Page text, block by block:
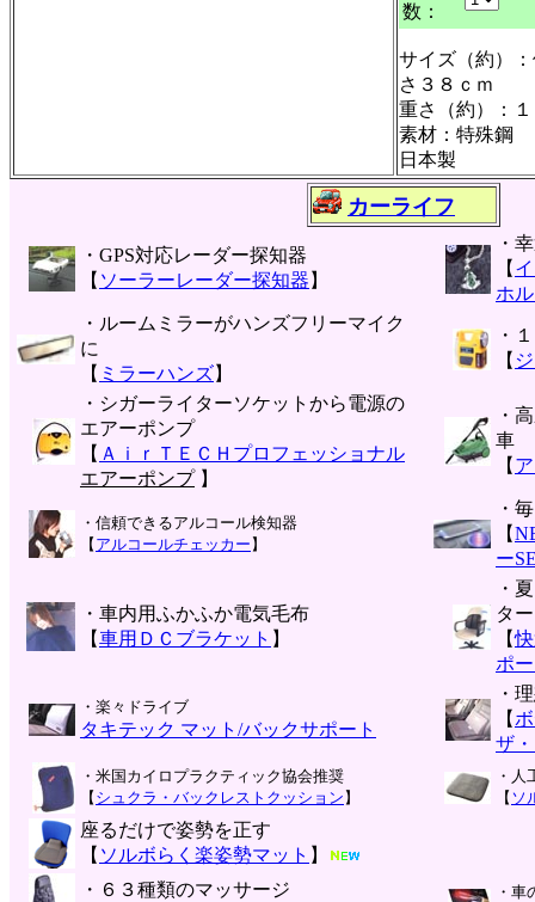
数：
サイズ（約）
さ３８ｃｍ
重さ（約）：
素材：特殊鋼
日本製
カーライフ
・GPS対応レーダー探知器
【 ソーラーレーダー探知器 】
・
【
ホ
・ルームミラーがハンズフリーマイク
に
【 ミラーハンズ】
・
【
・シガーライターソケットから電源の
エアーポンプ
【 ＡｉｒＴＥＣＨプロフェッショナル
エアーポンプ】
・
車
【
・信頼できるアルコール検知器
【 アルコールチェッカー 】
・
【
ー
・車内用ふかふか電気毛布
【車用ＤＣブラケット 】
・
ター
【
ポ
・楽々ドライブ
タキテック マット/バックサポート
・
【
ザ
・米国カイロプラクティック協会推奨
【 シュクラ・バックレストクッション 】
・人
【 ソ
座るだけで姿勢を正す
【 ソルボらく楽姿勢マット 】
・６３種類のマッサージ
・